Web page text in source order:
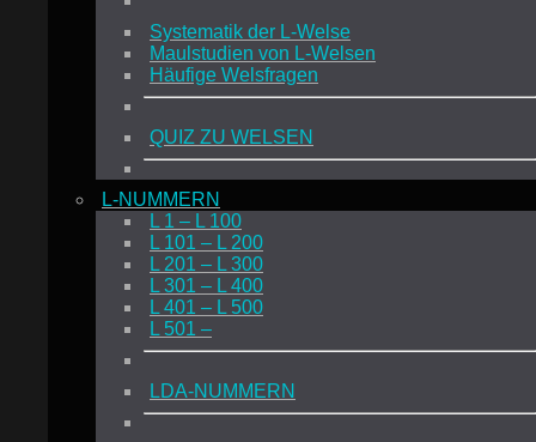
Systematik der L-Welse
Maulstudien von L-Welsen
Häufige Welsfragen
QUIZ ZU WELSEN
L-NUMMERN
L 1 – L 100
L 101 – L 200
L 201 – L 300
L 301 – L 400
L 401 – L 500
L 501 –
LDA-NUMMERN